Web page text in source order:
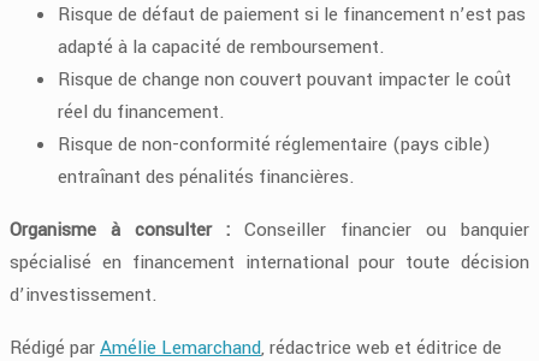
Risque de défaut de paiement si le financement n’est pas
adapté à la capacité de remboursement.
Risque de change non couvert pouvant impacter le coût
réel du financement.
Risque de non-conformité réglementaire (pays cible)
entraînant des pénalités financières.
Organisme à consulter : Conseiller financier ou banquier
spécialisé en financement international pour toute décision
d’investissement.
Rédigé parAmélie Lemarchand, rédactrice web et éditrice de